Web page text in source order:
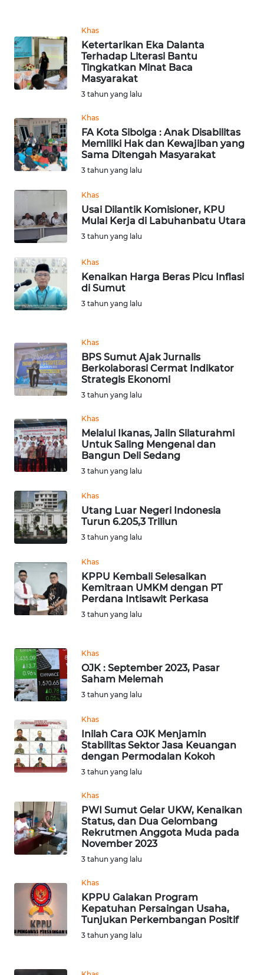
Khas
Ketertarikan Eka Dalanta
Terhadap Literasi Bantu
Tingkatkan Minat Baca
Masyarakat
3 tahun yang lalu
Khas
FA Kota Sibolga : Anak Disabilitas
Memiliki Hak dan Kewajiban yang
Sama Ditengah Masyarakat
3 tahun yang lalu
Khas
Usai Dilantik Komisioner, KPU
Mulai Kerja di Labuhanbatu Utara
3 tahun yang lalu
Khas
Kenaikan Harga Beras Picu Inflasi
di Sumut
3 tahun yang lalu
Khas
BPS Sumut Ajak Jurnalis
Berkolaborasi Cermat Indikator
Strategis Ekonomi
3 tahun yang lalu
Khas
Melalui Ikanas, Jalin Silaturahmi
Untuk Saling Mengenal dan
Bangun Deli Sedang
3 tahun yang lalu
Khas
Utang Luar Negeri Indonesia
Turun 6.205,3 Triliun
3 tahun yang lalu
Khas
KPPU Kembali Selesaikan
Kemitraan UMKM dengan PT
Perdana Intisawit Perkasa
3 tahun yang lalu
Khas
OJK : September 2023, Pasar
Saham Melemah
3 tahun yang lalu
Khas
Inilah Cara OJK Menjamin
Stabilitas Sektor Jasa Keuangan
dengan Permodalan Kokoh
3 tahun yang lalu
Khas
PWI Sumut Gelar UKW, Kenaikan
Status, dan Dua Gelombang
Rekrutmen Anggota Muda pada
November 2023
3 tahun yang lalu
Khas
KPPU Galakan Program
Kepatuhan Persaingan Usaha,
Tunjukan Perkembangan Positif
3 tahun yang lalu
NTT
WN
KEPRI
WN
PAPUA
WN
BARAT
WN
RIAU
WN
SERAMBI
WN
WN
SULTRA
WN
WN
SULTENG
SULBAR
WN
BABEL
WN
SUMBAR
WN
WN
BENGKULU
WN
WN
JATENG
NUSANTARA
WN
JOGJA
JATIM
WN
BALI